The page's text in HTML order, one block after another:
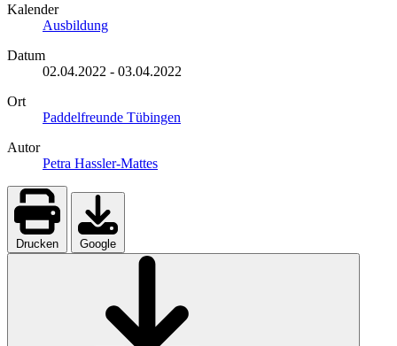
Kalender
Ausbildung
Datum
02.04.2022 - 03.04.2022
Ort
Paddelfreunde Tübingen
Autor
Petra Hassler-Mattes
Drucken Google